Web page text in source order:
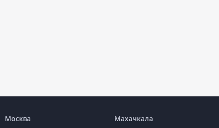
Москва
Махачкала